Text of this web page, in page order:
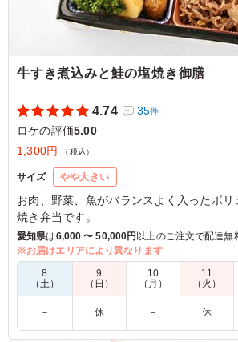
牛すき煮込みと鮭の塩焼き御膳
4.74 35件
ロケの評価5.00
1,300円
（税込）
サイズ やや大きい
お肉、野菜、魚がバランスよく入ったボリ
焼き弁当です。
自家製の美味しい副菜も、お弁当に彩りを
5.0 Spin One Studio
ご飯の量は適量。 男女共に満足は間違
込みは肉が固くなっておらず、使用す
り検討して採用されている事がしっか
愛知県は6,000 〜 50,000円以上のご注文で配達無
※お届けエリアにより異なります
8
（土）
9
（日）
10
（月）
11
（火）
－ 休 － 休